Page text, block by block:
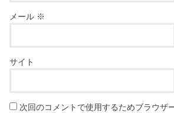
メール ※
サイト
次回のコメントで使用するためブラウザ